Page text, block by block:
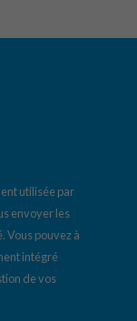
utilisée par
envoyer les
Vous pouvez à
intégré
de vos